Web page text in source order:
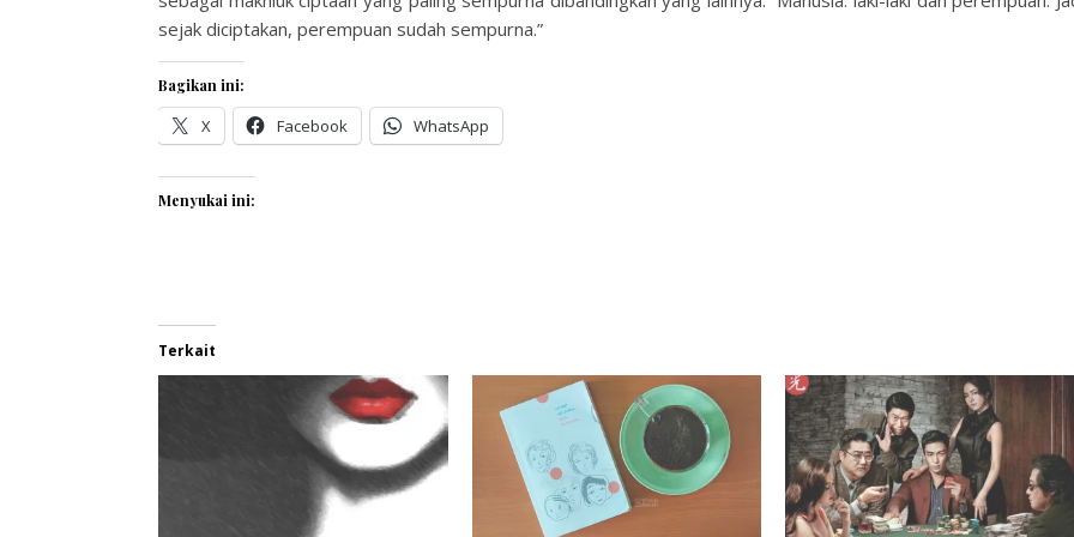
sejak diciptakan, perempuan sudah sempurna.”
Bagikan ini:
X Facebook WhatsApp
Menyukai ini:
Terkait